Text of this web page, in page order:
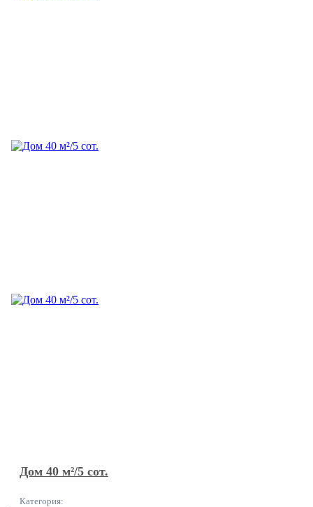
Дом 40 м²/5 сот.
Категория: